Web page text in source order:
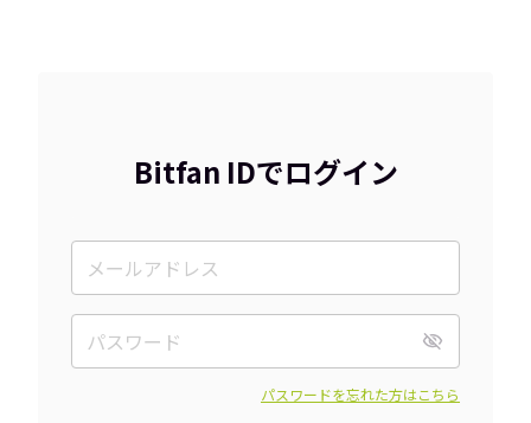
Bitfan IDでログイン
パスワードを忘れた方はこちら